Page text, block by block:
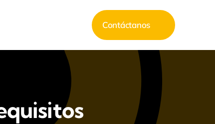
Contáctanos